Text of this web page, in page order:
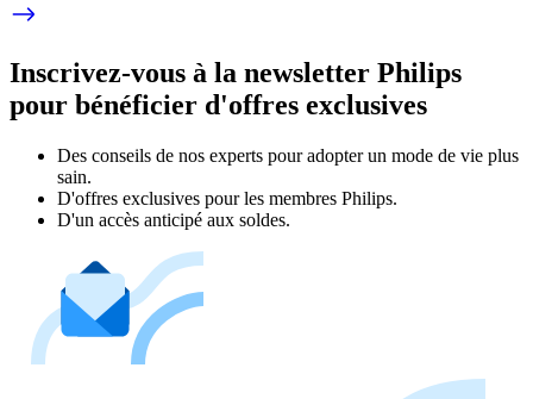
Inscrivez-vous à la newsletter Philips
pour bénéficier d'offres exclusives
Des conseils de nos experts pour adopter un mode de vie plus
sain.
D'offres exclusives pour les membres Philips.
D'un accès anticipé aux soldes.